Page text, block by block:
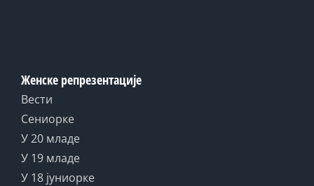
Женске репрезентације
Вести
Сениорке
У 20 младе
У 19 младе
У 18 јуниорке